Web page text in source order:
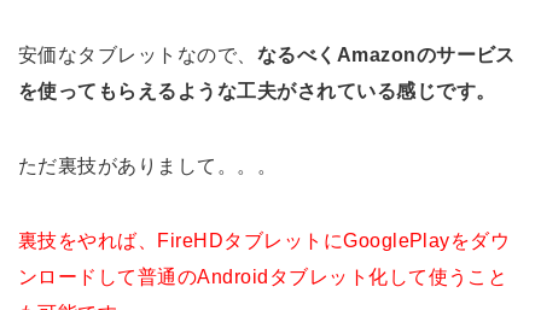
安価なタブレットなので、 なるべくAmazonのサービス
を使ってもらえるような工夫がされている感じです。
ただ裏技がありまして。。。
裏技をやれば、 FireHDタブレットにGooglePlayをダウ
ンロードして普通のAndroidタブレット化して使うこと